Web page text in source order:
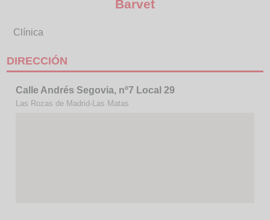
Barvet
Clínica
DIRECCIÓN
Calle Andrés Segovia, nº7 Local 29
Las Rozas de Madrid-Las Matas